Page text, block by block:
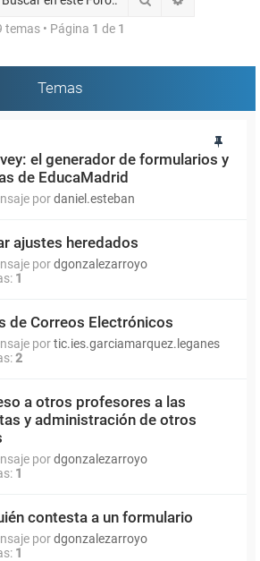
temas • Página 1 de 1
Temas
el generador de formularios y
de EducaMadrid
pordaniel.esteban
ajustes heredados
pordgonzalezarroyo
1
de Correos Electrónicos
portic.ies.garciamarquez.leganes
2
a otros profesores a las
y administración de otros
pordgonzalezarroyo
1
contesta a un formulario
pordgonzalezarroyo
1